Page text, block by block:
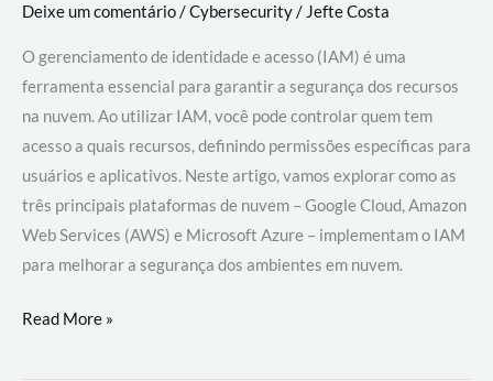
Deixe um comentário/Cybersecurity/ Jefte Costa
O gerenciamento de identidade e acesso (IAM) é uma
ferramenta essencial para garantir a segurança dos recursos
na nuvem. Ao utilizar IAM, você pode controlar quem tem
acesso a quais recursos, definindo permissões específicas para
usuários e aplicativos. Neste artigo, vamos explorar como as
três principais plataformas de nuvem – Google Cloud, Amazon
Web Services (AWS) e Microsoft Azure – implementam o IAM
para melhorar a segurança dos ambientes em nuvem.
Gerenciamento
Read More »